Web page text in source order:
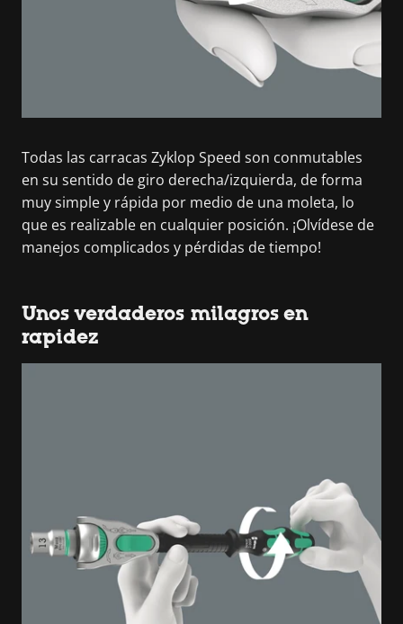
Todas las carracas Zyklop Speed son conmutables
en su sentido de giro derecha/izquierda, de forma
muy simple y rápida por medio de una moleta, lo
que es realizable en cualquier posición. ¡Olvídese de
manejos complicados y pérdidas de tiempo!
Unos verdaderos milagros en
rapidez